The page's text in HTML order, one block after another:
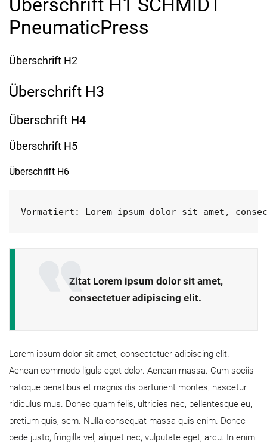
Überschrift H1 SCHMIDT
PneumaticPress
Überschrift H2
Überschrift H3
Überschrift H4
Überschrift H5
Überschrift H6
Vormatiert: Lorem ipsum dolor sit amet,
Zitat Lorem ipsum dolor sit amet,
consectetuer adipiscing elit.
Lorem ipsum dolor sit amet, consectetuer adipiscing elit.
Aenean commodo ligula eget dolor. Aenean massa. Cum sociis
natoque penatibus et magnis dis parturient montes, nascetur
ridiculus mus. Donec quam felis, ultricies nec, pellentesque eu,
pretium quis, sem. Nulla consequat massa quis enim. Donec
pede justo, fringilla vel, aliquet nec, vulputate eget, arcu. In enim